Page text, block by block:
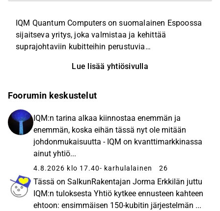
IQM Quantum Computers on suomalainen Espoossa
sijaitseva yritys, joka valmistaa ja kehittää
suprajohtaviin kubitteihin perustuvia
kvanttitietokoneita niin Suomessa kuin
tuotantotiloissaan Espoossa, missä sillä on
puhdastilat. IQM listautui USA:n pörssiin SPAC-
yhtiön kautta ja teki rinnakkaislistautumisen
Helsingin pörssiin. SPAC:n käyttämä referenssihinta
oli 10,00 USD eli noin 8,73 €.
Lue lisää yhtiösivulla
Foorumin keskustelut
IQM:n tarina alkaa kiinnostaa enemmän ja
enemmän, koska eihän tässä nyt ole mitään
johdonmukaisuutta - IQM on kvanttimarkkinassa
ainut yhtiö...
4.8.2026 klo 17.40- karhulalainen 26
Tässä on SalkunRakentajan Jorma Erkkilän juttu
IQM:n tuloksesta Yhtiö kytkee ennusteen kahteen
ehtoon: ensimmäisen 150-kubitin järjestelmän ...